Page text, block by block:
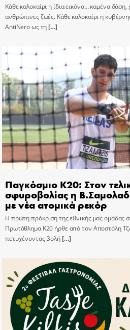
Κάθε καλοκαίρι η ίδια εικόνα… καμένα δάση,
ανθρώπινες ζωές. Κάθε καλοκαίρι η
AntiNero ως τη[…]
Παγκόσμιο Κ20: Στον
σφυροβολίας η
με νέα ατομικά ρεκόρ
Η πρώτη πρόκριση της εθνικής μας ομάδας
Πρωτάθλημα Κ20 ήρθε από τον Αποστόλη
πετυχένοντας βολή[…]